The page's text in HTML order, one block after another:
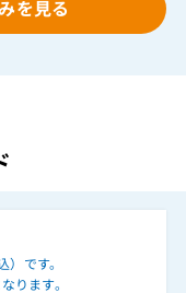
を見る
です。
ります。